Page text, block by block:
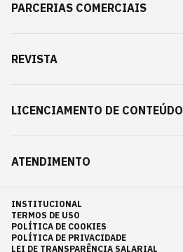
PARCERIAS COMERCIAIS
REVISTA
LICENCIAMENTO DE CONTEÚDO
ATENDIMENTO
INSTITUCIONAL
TERMOS DE USO
POLÍTICA DE COOKIES
POLÍTICA DE PRIVACIDADE
LEI DE TRANSPARÊNCIA SALARIAL